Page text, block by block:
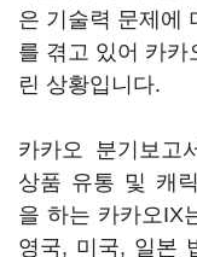
은 기술력 문제에
를 겪고 있어 카카
린 상황입니다.
카카오 분기보고
상품 유통 및 캐
을 하는 카카오IX
영국, 미국, 일본